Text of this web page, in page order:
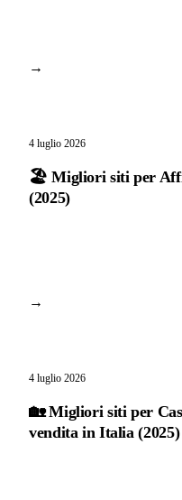
→
4 luglio 2026
🏖️ Migliori siti per
(2025)
→
4 luglio 2026
🏡 Migliori siti per
vendita in Italia (2025)